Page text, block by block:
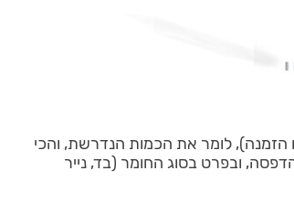
הזמנה), לומר את הכמות הנדרשת, והכי
ובפרט בסוג החומר (בד, נייר